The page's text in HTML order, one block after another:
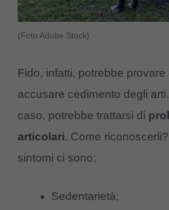
(Foto Adobe Stock)
Fido, infatti, potrebbe provare
accusare cedimento degli
caso, potrebbe trattarsi di
articolari. Come
sintomi ci sono:
Sedentarietà;